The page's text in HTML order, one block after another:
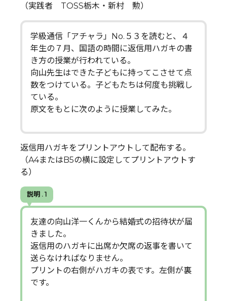
（実践者 TOSS栃木・新村 勲）
学級通信「アチャラ」No.５３を読むと、４
年生の７月、国語の時間に返信用ハガキの書
き方の授業が行われている。
向山先生はできた子どもに持ってこさせて点
数をつけている。子どもたちは何度も挑戦し
ている。
原文をもとに次のように授業してみた。
返信用ハガキをプリントアウトして配布する。
（A4またはB5の横に設定してプリントアウトす
る）
説明 . 1
友達の向山洋一くんから結婚式の招待状が届
きました。
返信用のハガキに出席か欠席の返事を書いて
送らなければなりません。
プリントの右側がハガキの表です。左側が裏
です。